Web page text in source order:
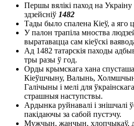
Першы вялікі паход на Украіну
здзейсніў 1482
Тады было спалена Кіеў, а яго
У палон трапіла мноства
выратавацца сам кіеўскі
Ад 1482 татарскія паходы
тры разы ў год.
Орды крымскага хана
Кіеўшчыну, Валынь,
Галічыны і мелі для
страшныя наступствы.
Ардынка руйнавалі і знішчалі
пакідаючы за сабой пустэчу.
Мужчын, жанчын, хлопчыкаў,